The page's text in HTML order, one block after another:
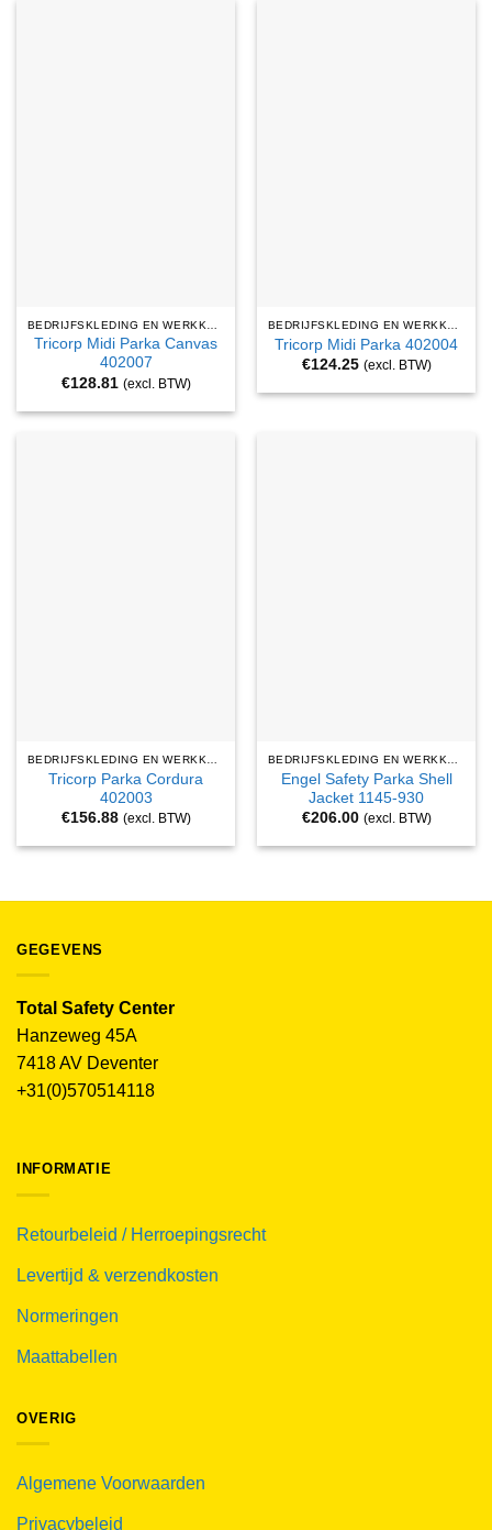
Tricorp Midi Parka Canvas
402007
€128.81 (excl. BTW)
Tricorp Midi Parka 402004
€124.25 (excl. BTW)
Tricorp Parka Cordura
402003
€156.88 (excl. BTW)
Engel Safety Parka Shell
Jacket 1145-930
€206.00 (excl. BTW)
GEGEVENS
Total Safety Center
Hanzeweg 45A
7418 AV Deventer
+31(0)570514118
INFORMATIE
Retourbeleid / Herroepingsrecht
Levertijd & verzendkosten
Normeringen
Maattabellen
OVERIG
Algemene Voorwaarden
Privacybeleid